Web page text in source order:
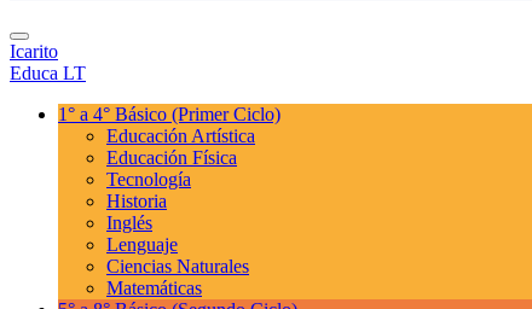
Icarito
Educa LT
1° a 4° Básico (Primer Ciclo)
Educación Artística
Educación Física
Tecnología
Historia
Inglés
Lenguaje
Ciencias Naturales
Matemáticas